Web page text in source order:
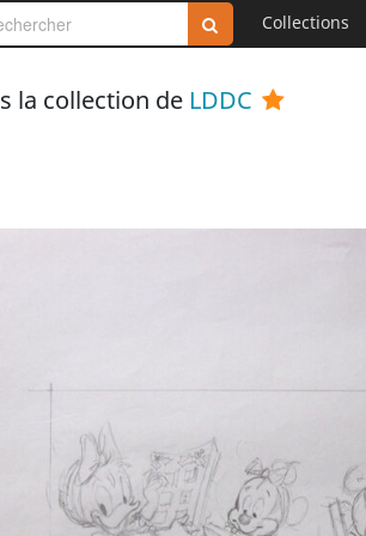
Collections
la collection de LDDC